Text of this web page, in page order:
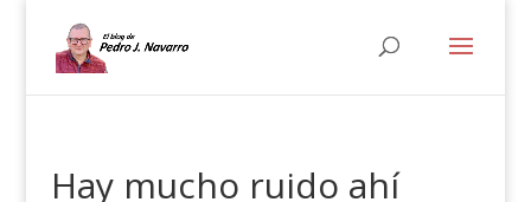
Hay mucho ruido ahí